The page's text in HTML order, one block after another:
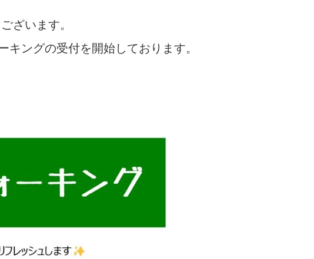
ざいます。
ングの受付を開始しております。